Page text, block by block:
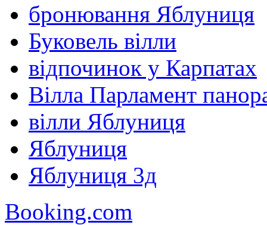
бронювання Яблуниця
Буковель вілли
відпочинок у Карпатах
Вілла Парламент
вілли Яблуниця
Яблуниця
Яблуниця 3д
Booking.com